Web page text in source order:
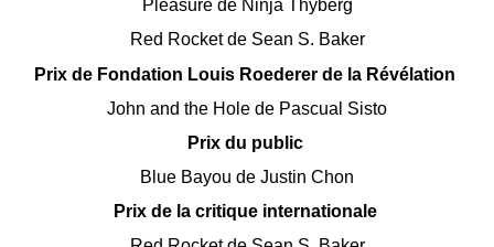
Pleasure de Ninja Thyberg
Red Rocket de Sean S. Baker
Prix de Fondation Louis Roederer de la Révélation
John and the Hole de Pascual Sisto
Prix du public
Blue Bayou de Justin Chon
Prix de la critique internationale